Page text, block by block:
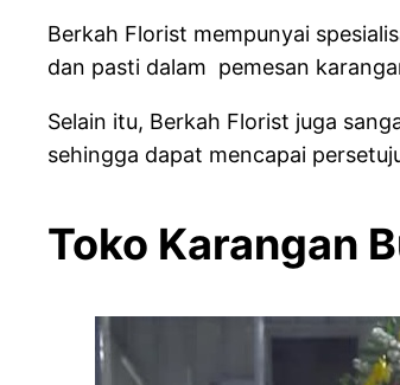
Berkah Florist mempunyai
dan pasti dalam pemesan
Selain itu, Berkah Florist juga
sehingga dapat mencapai
Toko Karangan